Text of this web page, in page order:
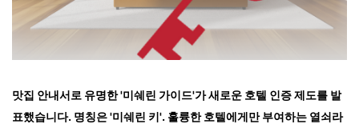
맛집 안내서로 유명한 '미쉐린 가이드'가 새로운 호텔 인증 제도를 발
표했습니다. 명칭은 '미쉐린 키'. 훌륭한 호텔에게만 부여하는 열쇠라